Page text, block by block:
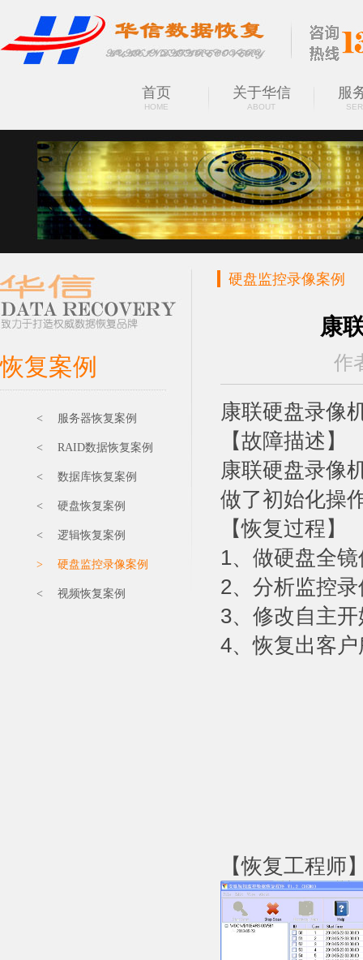
首页
HOME
关于华信
ABOUT
服
恢复案例
< 服务器恢复案例
< RAID数据恢复案例
< 数据库恢复案例
< 硬盘恢复案例
< 逻辑恢复案例
> 硬盘监控录像案例
< 视频恢复案例
硬盘监控录像案例
康
作
康联硬盘录像
【故障描述】
康联硬盘录像
做了初始化操
【恢复过程】
1、做硬盘全
2、分析监控
3、修改自主
4、恢复出客
【恢复工程师